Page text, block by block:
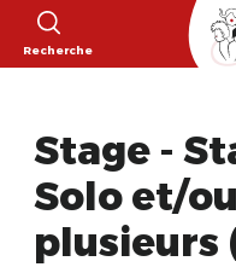
Recherche
Stage -
Solo et/
plusieurs